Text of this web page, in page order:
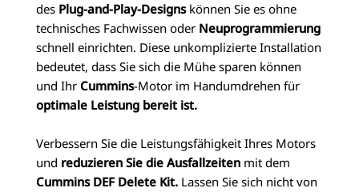
des Plug-and-Play-Designskönnen Sie es ohne
technisches Fachwissen oder Neuprogrammierung
schnell einrichten. Diese unkomplizierte Installation
bedeutet, dass Sie sich die Mühe sparen können
und Ihr Cummins-Motor im Handumdrehen für
optimale Leistung bereit ist.
Verbessern Sie die Leistungsfähigkeit Ihres Motors
und reduzieren Sie die Ausfallzeitenmit dem
Cummins DEF Delete Kit.Lassen Sie sich nicht von